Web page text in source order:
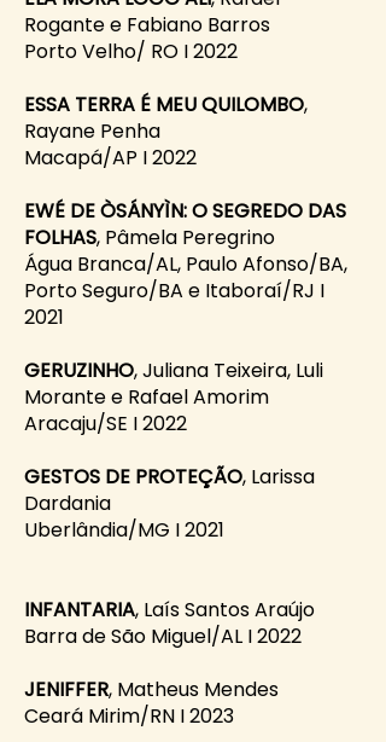
Rogante e Fabiano Barros
Porto Velho/ RO I 2022
ESSA TERRA É MEU QUILOMBO,
Rayane Penha
Macapá/AP I 2022
EWÉ DE ÒSÁNYÌN: O SEGREDO DAS
FOLHAS, Pâmela Peregrino
Água Branca/AL, Paulo Afonso/BA,
Porto Seguro/BA e Itaboraí/RJ I
2021
GERUZINHO, Juliana Teixeira, Luli
Morante e Rafael Amorim
Aracaju/SE I 2022
GESTOS DE PROTEÇÃO, Larissa
Dardania
Uberlândia/MG I 2021
INFANTARIA, Laís Santos Araújo
Barra de São Miguel/AL I 2022
JENIFFER, Matheus Mendes
Ceará Mirim/RN I 2023